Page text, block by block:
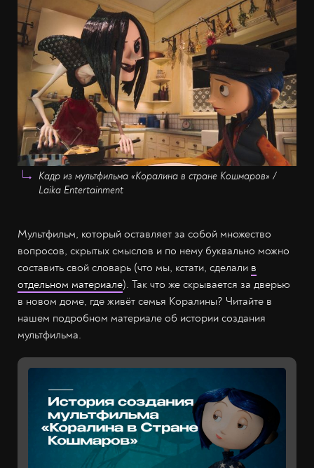
Кадр из мультфильма «Коралина в стране Кошмаров» /
Laika Entertainment
Мультфильм, который оставляет за собой множество
вопросов, скрытых смыслов и по нему буквально можно
составить свой словарь (что мы, кстати, сделали в
отдельном материале). Так что же скрывается за дверью
в новом доме, где живёт семья Коралины? Читайте в
нашем подробном материале об истории создания
мультфильма.